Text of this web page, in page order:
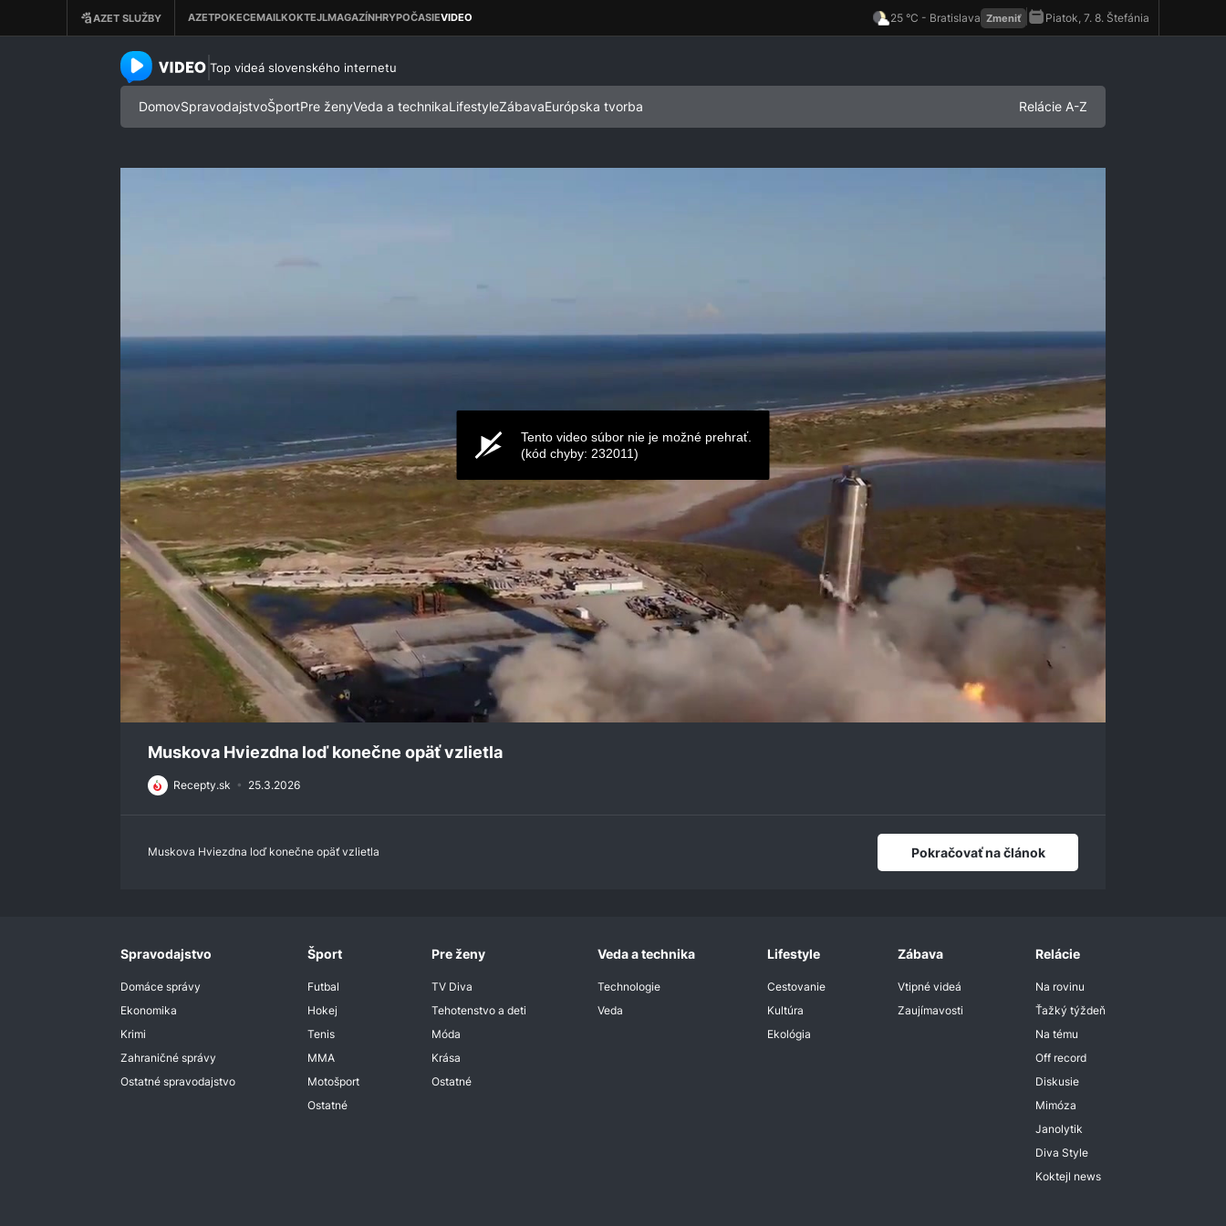
azet.video.sk
Top videá slovenského internetu
DomovSpravodajstvoŠportPre ženyVeda a technikaLifestyleZábavaEurópska tvorba Relácie A-Z
0
seconds Volume
Tento video súbor nie je možné prehrať.
(kód chyby: 232011)
Muskova Hviezdna loď konečne opäť vzlietla
Recepty.sk • 25.3.2026
Muskova Hviezdna loď konečne opäť vzlietla Pokračovať na článok
Spravodajstvo
Domáce správy
Ekonomika
Krimi
Zahraničné správy
Ostatné spravodajstvo
Šport
Futbal
Hokej
Tenis
MMA
Motošport
Ostatné
Pre ženy
TV Diva
Tehotenstvo a deti
Móda
Krása
Ostatné
Veda a technika
Technologie
Veda
Lifestyle
Cestovanie
Kultúra
Ekológia
Zábava
Vtipné videá
Zaujímavosti
Relácie
Na rovinu
Ťažký týždeň
Na tému
Off record
Diskusie
Mimóza
Janolytik
Diva Style
Koktejl news